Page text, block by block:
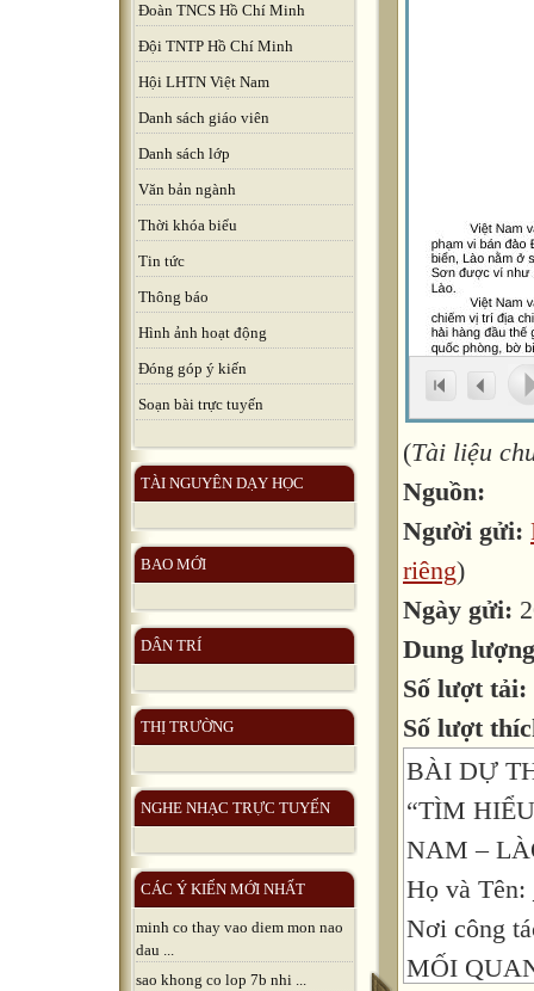
Đoàn TNCS Hồ Chí Minh
Đội TNTP Hồ Chí Minh
Hội LHTN Việt Nam
Danh sách giáo viên
Danh sách lớp
Văn bản ngành
Thời khóa biểu
Tin tức
Thông báo
Hình ảnh hoạt động
Đóng góp ý kiến
Soạn bài trực tuyến
TÀI NGUYÊN DẠY HỌC
BAO MỚI
DÂN TRÍ
THỊ TRƯỜNG
NGHE NHẠC TRỰC TUYẾN
CÁC Ý KIẾN MỚI NHẤT
minh co thay vao diem mon nao
dau ...
sao khong co lop 7b nhi ...
(Tài liệu
Nguồn:
Người gửi:
riêng)
Ngày gửi:
Dung
Số lượt tải:
Số lượt
BÀI DỰ
“TÌM
NAM –
Họ và Tên:
Nơi công
MỐI